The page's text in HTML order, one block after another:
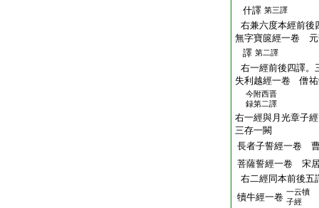
什譯 第三譯
右兼六度本經前後
無字寶篋經一卷 元
譯 第二譯
右一經前後四譯。
失利越經一卷 僧祐
今附西晋
録第二譯
右一經與月光章子
三存一闕
長者子誓經一卷
菩薩誓經一卷 宋
右二經同本前後五
犢牛經一卷 一云犢
子經